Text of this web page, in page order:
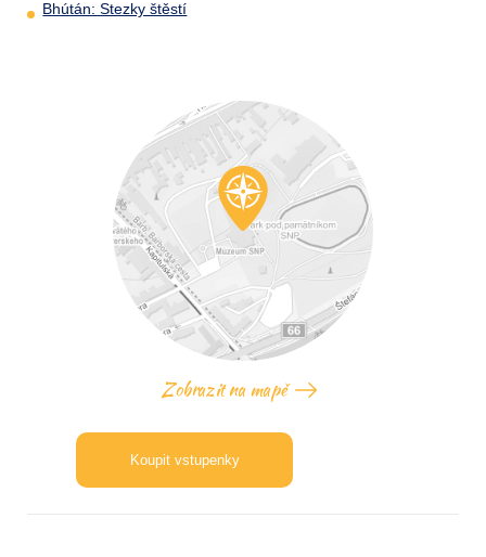
Bhútán: Stezky štěstí
Zobrazit na mapě
Koupit vstupenky